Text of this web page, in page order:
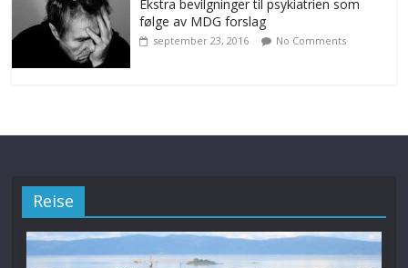
Ekstra bevilgninger til psykiatrien som
følge av MDG forslag
september 23, 2016 No Comments
Reise